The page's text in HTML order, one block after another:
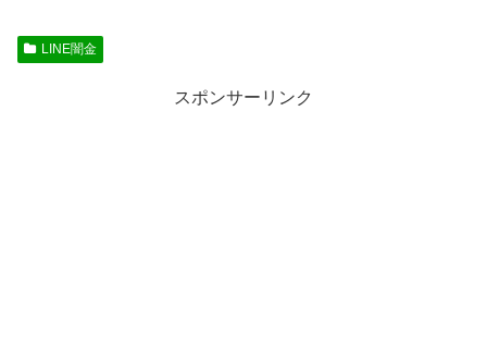
LINE闇金
スポンサーリンク